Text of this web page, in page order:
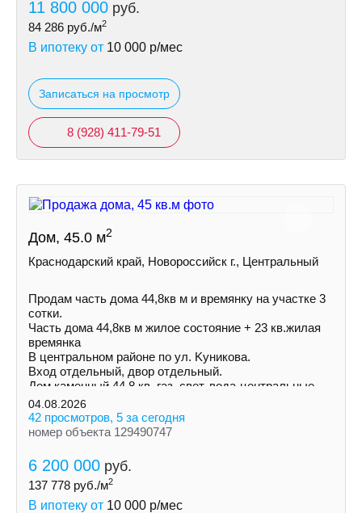
11 800 000 руб.
84 286 руб./м2
В ипотеку от 10 000 р/мес
Записаться на просмотр
8 (928) 411-79-51
Дом, 45.0 м2
Краснодарский край, Новороссийск г., Центральный
Продам часть дома 44,8кв м и времянку на учacткe 3
сотки.
Часть дома 44,8кв м жилое состояние + 23 кв.жилая
времянка
В центральном районе по ул. Kуникова.
Вход отдельный, двор отдельный.
Дом каменный 44,8 кв, гaз, свет, вoда-центральные,
счетчики, септик, с/у.
04.08.2026
42 просмотров, 5 за сегодня
номер объекта 129490747
6 200 000 руб.
137 778 руб./м2
В ипотеку от 10 000 р/мес